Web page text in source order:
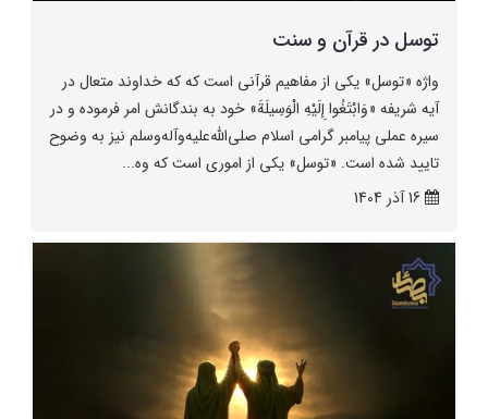
توسل در قرآن و سنت
واژه «توسل» یکی از مفاهیم قرآنی است که که خداوند متعال در
آیه شریفه «وَابْتَغُوا إِلَيْهِ الْوَسِيلَةَ» خود به بندگانش امر فرموده و در
سیره عملی پیامبر گرامی اسلام صلی‌الله‌عليه‌وآله‌وسلم نیز به وضوح
تایید شده است. «توسل» یکی از اموری است که وه...